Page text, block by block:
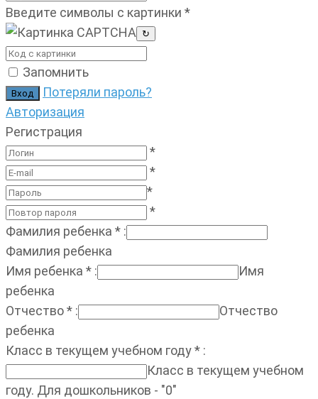
Введите символы с картинки *
↻
Запомнить
Потеряли пароль?
Авторизация
Регистрация
*
*
*
*
Фамилия ребенка * :
Фамилия ребенка
Имя ребенка * :
Имя
ребенка
Отчество* :
Отчество
ребенка
Класс в текущем учебном году* :
Класс в текущем учебном
году. Для дошкольников - "0"